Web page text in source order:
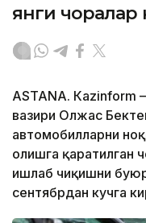
янги чоралар
ASTANА. Кazinform
вазири Олжас
автомобилларни
олишга қаратилган
ишлаб чиқишни
сентябрдан кучга